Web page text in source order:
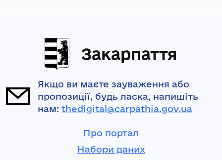
Закарпаття
Якщо ви маєте зауваження або
пропозиції, будь ласка, напишіть
нам: thedigital@carpathia.gov.ua
Про портал
Набори даних